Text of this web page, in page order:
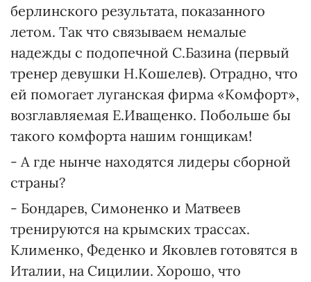
берлинского результата, показанного
летом. Так что связываем немалые
надежды с подопечной С.Базина (первый
тренер девушки Н.Кошелев). Отрадно, что
ей помогает луганская фирма «Комфорт»,
возглавляемая Е.Иващенко. Побольше бы
такого комфорта нашим гонщикам!
- А где нынче находятся лидеры сборной
страны?
- Бондарев, Симоненко и Матвеев
тренируются на крымских трассах.
Клименко, Феденко и Яковлев готовятся в
Италии, на Сицилии. Хорошо, что